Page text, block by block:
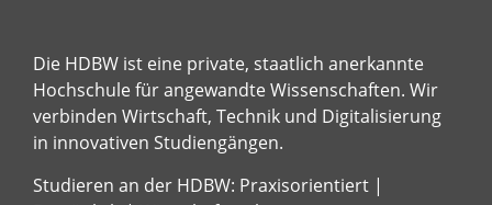
Die HDBW ist eine private, staatlich anerkannte
Hochschule für angewandte Wissenschaften. Wir
verbinden Wirtschaft, Technik und Digitalisierung
in innovativen Studiengängen.
Studieren an der HDBW: Praxisorientiert |